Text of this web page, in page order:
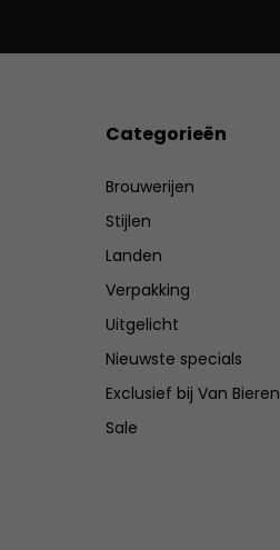
Categorieën
Brouwerijen
Stijlen
Landen
Verpakking
Uitgelicht
Nieuwste specials
Exclusief bij Van Bieren
Sale